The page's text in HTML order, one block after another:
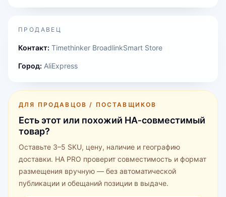
ПРОДАВЕЦ
Контакт: Timethinker BroadlinkSmart Store
Город: AliExpress
ДЛЯ ПРОДАВЦОВ / ПОСТАВЩИКОВ
Есть этот или похожий HA‑совместимый
товар?
Оставьте 3–5 SKU, цену, наличие и географию
доставки. HA PRO проверит совместимость и формат
размещения вручную — без автоматической
публикации и обещаний позиции в выдаче.